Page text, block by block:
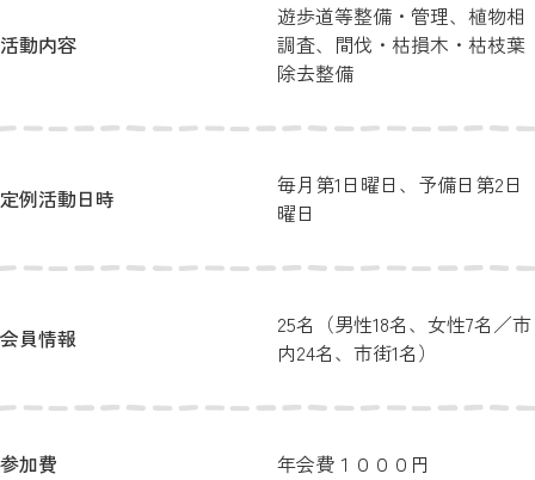
活動内容
遊歩道等整備・管理、植物相
調査、間伐・枯損木・枯枝葉
除去整備
定例活動日時
毎月第1日曜日、予備日第2日
曜日
会員情報
25名（男性18名、女性7名／市
内24名、市街1名）
参加費 年会費１０００円